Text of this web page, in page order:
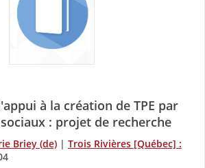
à la création de TPE par
: projet de recherche
Briey (de) | Trois Rivières [Québec] :